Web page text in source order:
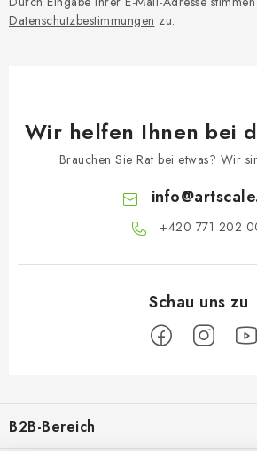
Datenschutzbestimmungen zu.
Wir helfen Ihnen bei
Brauchen Sie Rat bei etwas? Wir
info@
+420 771 202
ßB2B-Bereich